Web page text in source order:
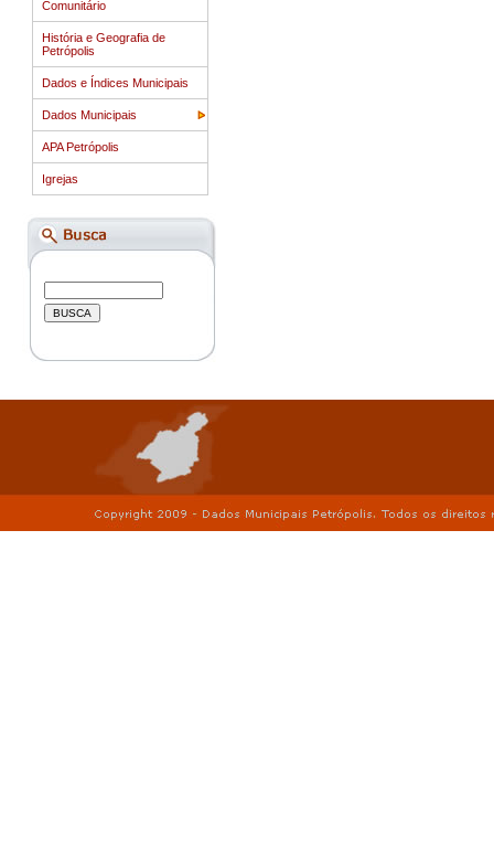
Comunitário
História e Geografia de
Petrópolis
Dados e Índices Municipais
Dados Municipais
APA Petrópolis
Igrejas